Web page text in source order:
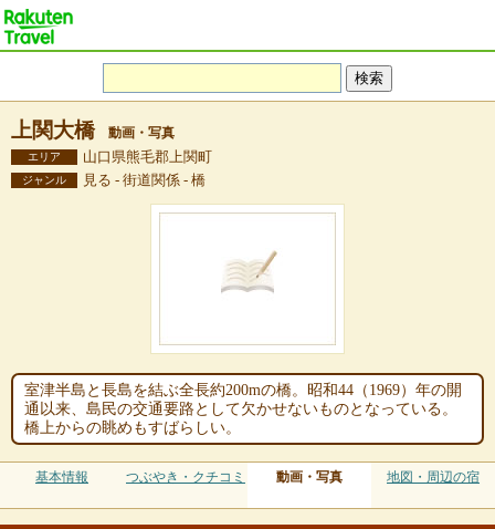
上関大橋 動画・写真
エリア 山口県熊毛郡上関町
ジャンル 見る - 街道関係 - 橋
室津半島と長島を結ぶ全長約200mの橋。昭和44（1969）年の開
通以来、島民の交通要路として欠かせないものとなっている。
橋上からの眺めもすばらしい。
基本情報 つぶやき・クチコミ 動画・写真 地図・周辺の宿